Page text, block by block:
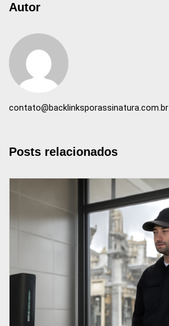
Autor
contato@backlinksporassinatura.com.br
Posts relacionados